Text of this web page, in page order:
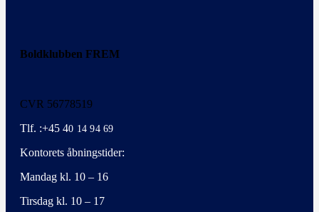
Boldklubben FREM
CVR 56778519
Tlf. :+45 40 14 94 69
Kontorets åbningstider:
Mandag kl. 10 – 16
Tirsdag kl. 10 – 17